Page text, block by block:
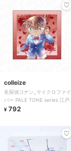
colleize
名探偵コナン_マイクロファイ
バー PALE TONE series 江戸
川コナン vol.3
¥ 792